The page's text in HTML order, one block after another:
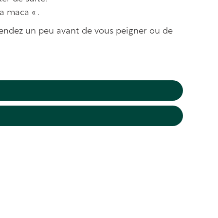
maca « .
un peu avant de vous peigner ou de